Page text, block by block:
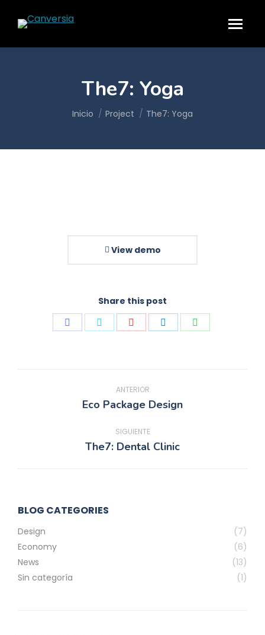
The7: Yoga
Estás aquí:
Inicio Project The7: Yoga
View demo
Share this post
proyectos
ANTERIOR
Proyecto
Eco Package Design
SIGUIENTE
Proyecto
The7: Dental Clinic
BLOG CATEGORIES
Design
(7)
Economy
(6)
News
(13)
Sin categoría
(1)